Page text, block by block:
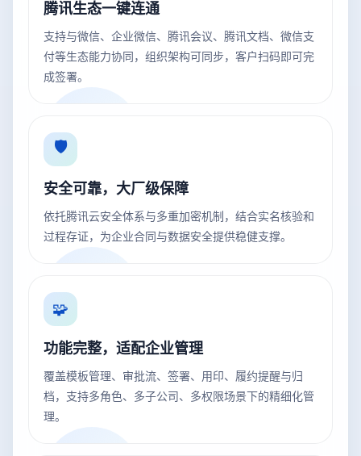
腾讯生态一键连通
支持与微信、企业微信、腾讯会议、腾讯文档、微信支
付等生态能力协同，组织架构可同步，客户扫码即可完
成签署。
🛡️
安全可靠，大厂级保障
依托腾讯云安全体系与多重加密机制，结合实名核验和
过程存证，为企业合同与数据安全提供稳健支撑。
🧩
功能完整，适配企业管理
覆盖模板管理、审批流、签署、用印、履约提醒与归
档，支持多角色、多子公司、多权限场景下的精细化管
理。